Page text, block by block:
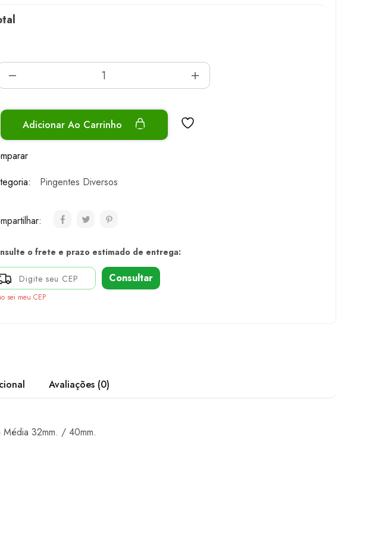
Adicionar Ao Carrinho
Pingentes Diversos
o frete e prazo estimado de entrega:
Consultar
sei meu CEP
Avaliações (0)
32mm. / 40mm.